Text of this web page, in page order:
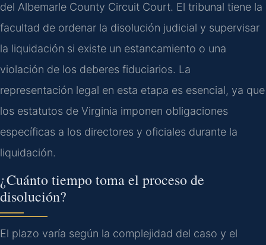
del Albemarle County Circuit Court. El tribunal tiene la
facultad de ordenar la disolución judicial y supervisar
la liquidación si existe un estancamiento o una
violación de los deberes fiduciarios. La
representación legal en esta etapa es esencial, ya que
los estatutos de Virginia imponen obligaciones
específicas a los directores y oficiales durante la
liquidación.
¿Cuánto tiempo toma el proceso de
disolución?
El plazo varía según la complejidad del caso y el